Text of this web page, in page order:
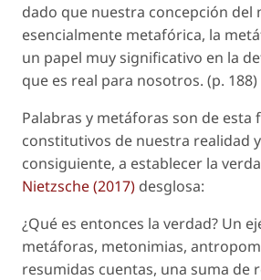
dado que nuestra concepción del
esencialmente metafórica, la
un papel muy significativo en la
que es real para nosotros. (p. 188)
Palabras y metáforas son de
constitutivos de nuestra realidad
consiguiente, a establecer la
Nietzsche (2017) desglosa:
¿Qué es entonces la verdad? Un
metáforas, metonimias,
resumidas cuentas, una suma de